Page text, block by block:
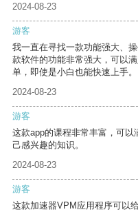
2024-08-23
游客
我一直在寻找一款功能强大、
款软件的功能非常强大，可以
单，即使是小白也能快速上手。
2024-08-23
游客
这款app的课程非常丰富，可以
己感兴趣的知识。
2024-08-23
游客
这款加速器VPM应用程序可以